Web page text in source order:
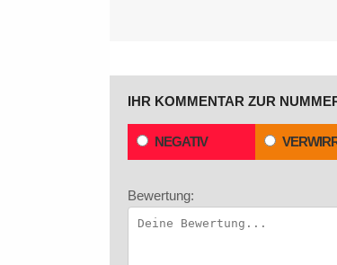
IHR KOMMENTAR ZUR
NEGATIV
Bewertung: